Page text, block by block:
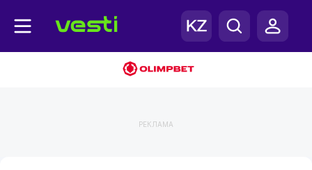
РЕКЛАМА